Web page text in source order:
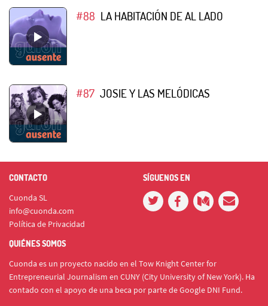
#88 LA HABITACIÓN DE AL LADO
#87 JOSIE Y LAS MELÓDICAS
CONTACTO
Cuonda SL
info@cuonda.com
Política de Privacidad
SÍGUENOS EN
QUIÉNES SOMOS
Cuonda es un proyecto nacido en el Tow Knight Center for
Entrepreneurial Journalism en CUNY (City University of New York). Ha
contado con el apoyo de una beca por parte de Google DNI Fund.